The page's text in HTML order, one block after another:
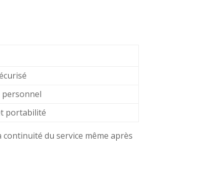
personnel
portabilité
continuité du service même après